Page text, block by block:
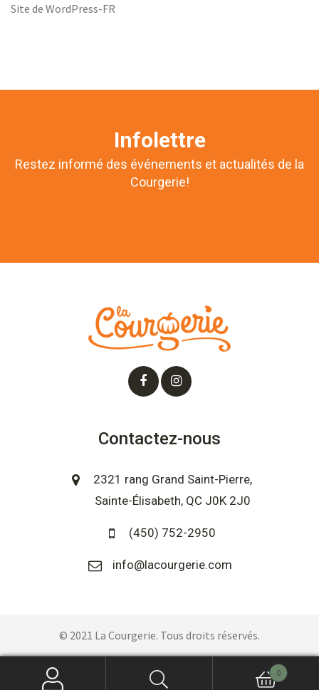
Site de WordPress-FR
Infolettre
Restez informé des événements et actualités de la
Courgerie!
Contactez-nous
2321 rang Grand Saint-Pierre,
Sainte-Élisabeth, QC J0K 2J0
(450) 752-2950
info@lacourgerie.com
© 2021 La Courgerie. Tous droits réservés.
0